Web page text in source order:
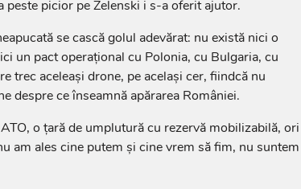
peste picior pe Zelenski i s-a oferit ajutor.
se cască golul adevărat: nu există nici o
un pact operațional cu Polonia, cu Bulgaria, cu
trec aceleași drone, pe același cer, fiindcă nu
despre ce înseamnă apărarea României.
o țară de umplutură cu rezervă mobilizabilă, ori
am ales cine putem și cine vrem să fim, nu suntem